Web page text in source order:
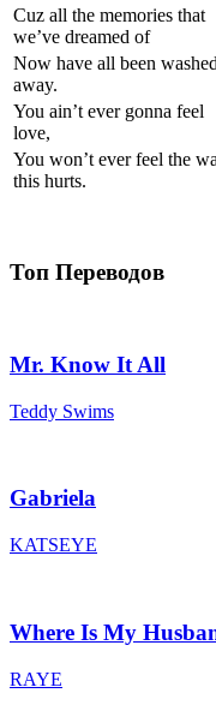
Cuz all the memories that
we’ve dreamed of
Now have all been washed
away.
You ain’t ever gonna feel
love,
You won’t ever feel the
this hurts.
Топ Переводов
Mr. Know It All
Teddy Swims
Gabriela
KATSEYE
Where Is My
RAYE